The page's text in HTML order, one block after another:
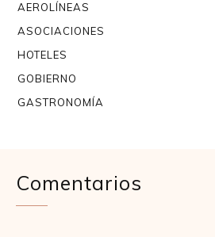
AEROLÍNEAS
ASOCIACIONES
HOTELES
GOBIERNO
GASTRONOMÍA
Comentarios